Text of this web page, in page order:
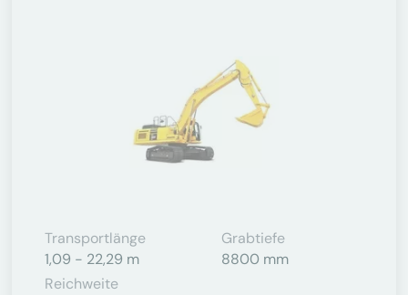
Transportlänge
1,09 - 22,29 m
Grabtiefe
8800 mm
Reichweite